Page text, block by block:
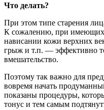
Что делать?
При этом типе старения
К сожалению, при
нависании кожи верхних
грыж и т.п. — эффективно
вмешательство.
Поэтому так важно для
вовремя начать
показаны процедуры,
тонус и тем самым